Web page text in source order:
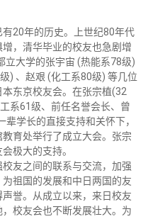
通讯》
》
20年的历史。上世纪80年代
，清华毕业的校友也急剧增
立大学的张宇宙 (热能系78级)
) 、赵艰 (化工系80级) 等几位
东京校友会。在张宗植(32
系61级、前任名誉会长、曾
学长的直接支持和关怀下，
育处举行了成立大会。张宗
极大的支持。
友之间的联系与交流，加强
祖国的发展和中日两国的友
誉。从成立以来，来日校友
校友会也不断发展壮大。为